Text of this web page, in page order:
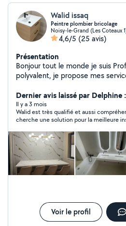
Walid issaq
Peintre plombier bricolage
Noisy-le-Grand (Les Coteaux
4,6/5 (25 avis)
Présentation
Bonjour tout le monde je suis Professionnel sérieux et
polyvalent, je propose mes
à domicile. Travail soigné, rapide
Disponible sur rendez-vous,
N'hésitez pas de me contacter
Dernier avis laissé par Delphine
Il y a 3 mois
Walid est très qualifié et aussi
cherche une solution pour la meilleure
Voir le profil